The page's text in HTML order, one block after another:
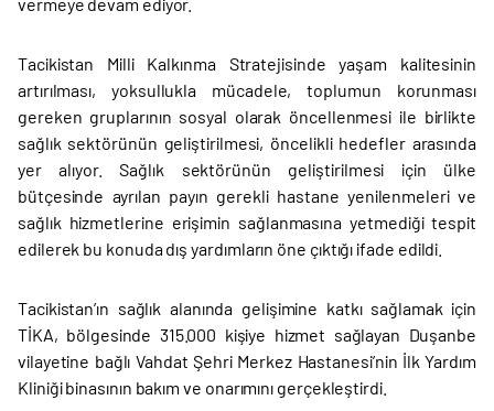
vermeye devam ediyor.
Tacikistan Milli Kalkınma Stratejisinde yaşam kalitesinin
artırılması, yoksullukla mücadele, toplumun korunması
gereken gruplarının sosyal olarak öncellenmesi ile birlikte
sağlık sektörünün geliştirilmesi, öncelikli hedefler arasında
yer alıyor. Sağlık sektörünün geliştirilmesi için ülke
bütçesinde ayrılan payın gerekli hastane yenilenmeleri ve
sağlık hizmetlerine erişimin sağlanmasına yetmediği tespit
edilerek bu konuda dış yardımların öne çıktığı ifade edildi.
Tacikistan’ın sağlık alanında gelişimine katkı sağlamak için
TİKA, bölgesinde 315.000 kişiye hizmet sağlayan Duşanbe
vilayetine bağlı Vahdat Şehri Merkez Hastanesi’nin İlk Yardım
Kliniği binasının bakım ve onarımını gerçekleştirdi.